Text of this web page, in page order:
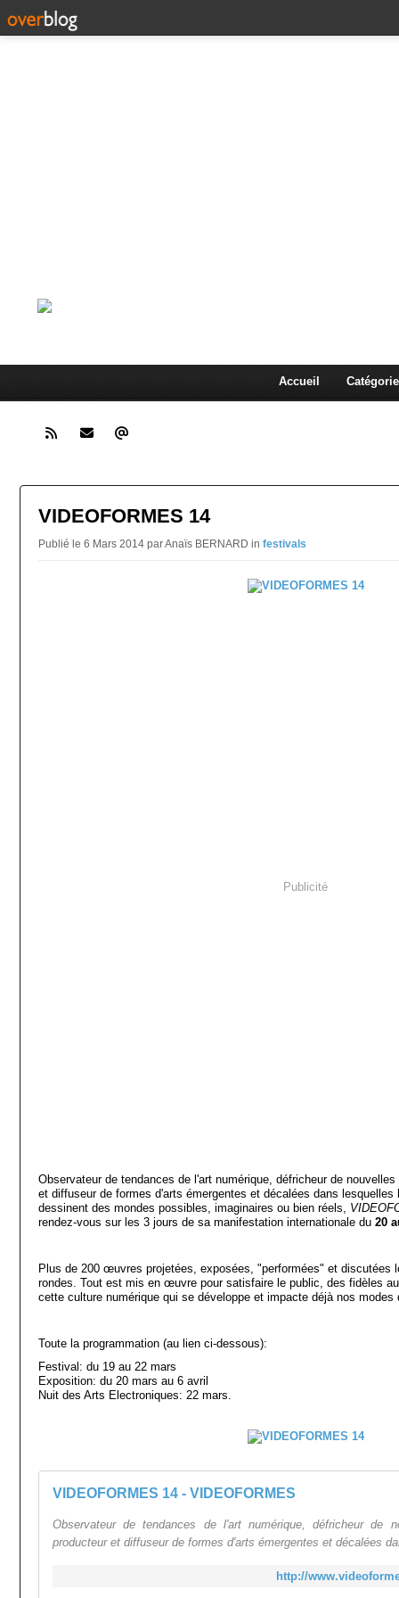
Accueil
VIDEOFORMES 14
Publié le 6 Mars 2014 par Anaïs BERNARD in festivals
Publicité
Observateur de tendances de l'art numérique, défricheur de
et diffuseur de formes d'arts émergentes et décalées dans
dessinent des mondes possibles, imaginaires ou bien réels,
rendez-vous sur les 3 jours de sa manifestation internationale du 20
Plus de 200 œuvres projetées, exposées, "performées" et discutées
rondes. Tout est mis en œuvre pour satisfaire le public, des fidèles
cette culture numérique qui se développe et impacte déjà nos
Toute la programmation (au lien ci-dessous):
Festival: du 19 au 22 mars
Exposition: du 20 mars au 6 avril
Nuit des Arts Electroniques: 22 mars.
VIDEOFORMES 14 - VIDEOFORMES
Observateur de tendances de l'art numérique, défricheur de
producteur et diffuseur de formes d'arts émergentes et décalées
http://